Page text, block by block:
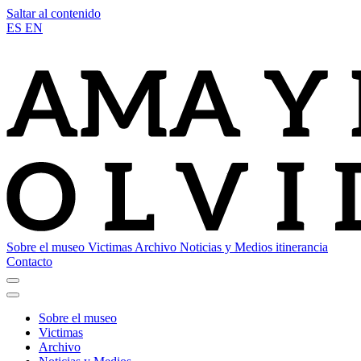
Saltar al contenido
ES EN
Sobre el museo Victimas Archivo Noticias y Medios itinerancia
Contacto
Sobre el museo
Victimas
Archivo